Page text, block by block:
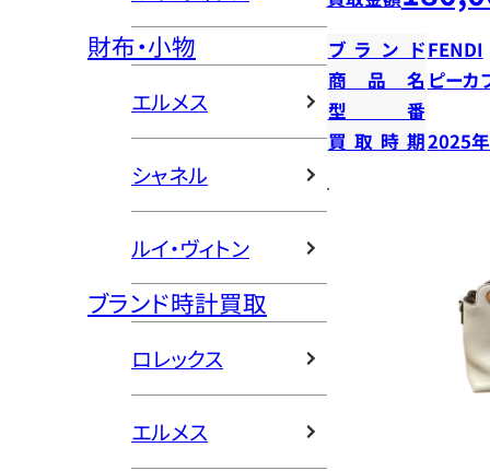
財布・小物
エルメス
シャネル
ルイ・ヴィトン
ブランド時計買取
ロレックス
エルメス
ブランドFENDI
商品名 ピーカ
型番
買取時期2025